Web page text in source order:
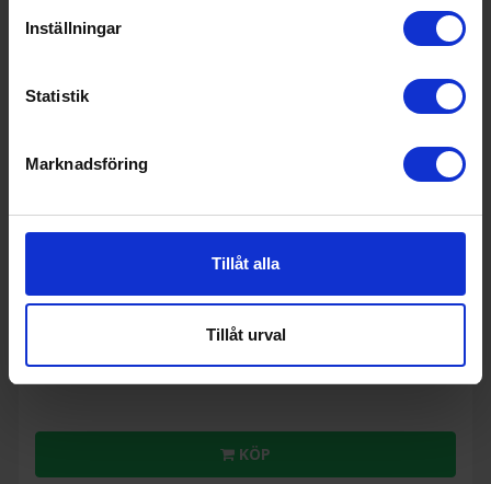
Inställningar
Statistik
Marknadsföring
Tillåt alla
Tillåt urval
Nespresso Vertuo Kapselmaskin, Black Truffle
KÖP